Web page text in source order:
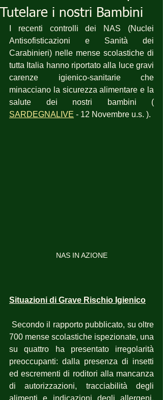
Tutelare i nostri Bambini
I recenti controlli dei NAS (Nuclei
Antisofisticazioni e Sanità dei
Carabinieri) nelle mense scolastiche di
tutta Italia hanno riportato alla luce gravi
carenze igienico-sanitarie che
minacciano la sicurezza alimentare e la
SARDEGNALIVE - 12 Novembre u.s. ).
NAS IN AZIONE
Situazioni di Grave Rischio Igienico
700 mense scolastiche ispezionate, una
su quattro ha presentato irregolarità
preoccupanti: dalla presenza di insetti
ed escrementi di roditori alla mancanza
di autorizzazioni, tracciabilità degli
alimenti e indicazioni degli allergeni.